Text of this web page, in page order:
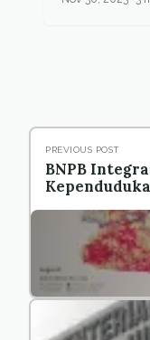
PREVIOUS POST
BNPB